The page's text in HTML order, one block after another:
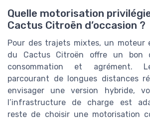
Quelle motorisation
Cactus Citroën d’occasion ?
Pour des trajets mixtes, un moteur
du Cactus Citroën offre un bon
consommation et agrément.
parcourant de longues distances
envisager une version hybride,
l’infrastructure de charge est
reste de choisir une motorisation